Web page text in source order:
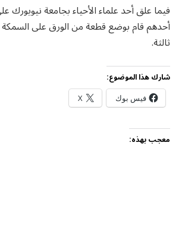
فيما علق أحد علماء الأحياء بجامعة نيويورك
أحدهم قام بوضع قطعة من الورق على السمكة
ثالثة.
شارك هذا الموضوع:
فيس بوك X
معجب بهذه: